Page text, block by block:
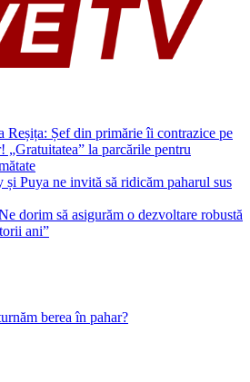
Reșița: Șef din primărie îi contrazice pe
„Gratuitatea” la parcările pentru
Puya ne invită să ridicăm paharul sus
dorim să asigurăm o dezvoltare robustă
ani”
berea în pahar?